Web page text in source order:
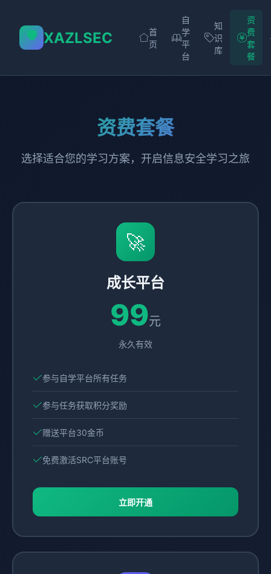
🛡️ XAZLSEC
首
页
自
学
平
台
知
识
库
资
费
套
餐
资费套餐
选择适合您的学习方案，开启信息安全学习之旅
🚀
成长平台
99元
永久有效
参与自学平台所有任务
参与任务获取积分奖励
赠送平台30金币
免费激活SRC平台账号
立即开通